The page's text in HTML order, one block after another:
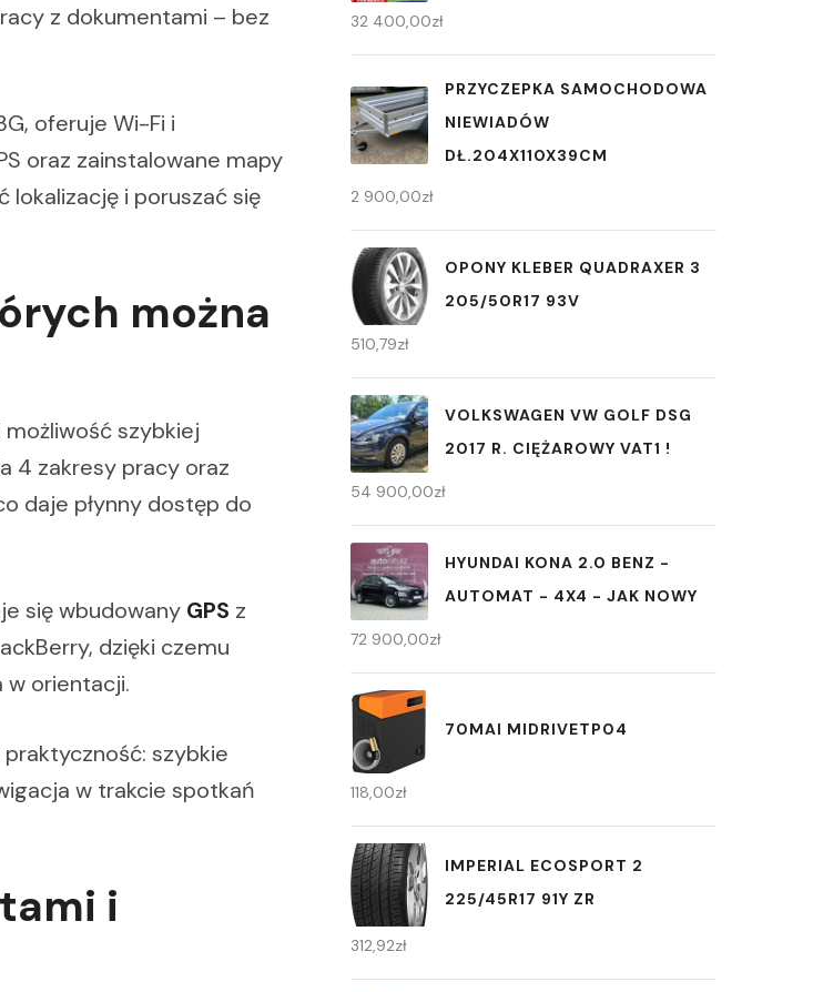
z dokumentami – bez
oferuje Wi-Fi i
oraz zainstalowane mapy
lokalizację i poruszać się
można
szybkiej
4 zakresy pracy oraz
daje płynny dostęp do
się wbudowany GPS z
dzięki czemu
w orientacji.
szybkie
w trakcie spotkań
i
32 400,00zł
PRZYCZEPKA SAMOCHODOWA
NIEWIADÓW
DŁ.204X110X39CM
2 900,00zł
OPONY KLEBER QUADRAXER 3
205/50R17 93V
510,79zł
VOLKSWAGEN VW GOLF DSG
2017 R. CIĘŻAROWY VAT1 !
54 900,00zł
HYUNDAI KONA 2.0 BENZ -
AUTOMAT - 4X4 - JAK NOWY
72 900,00zł
70MAI MIDRIVETP04
118,00zł
IMPERIAL ECOSPORT 2
225/45R17 91Y ZR
312,92zł